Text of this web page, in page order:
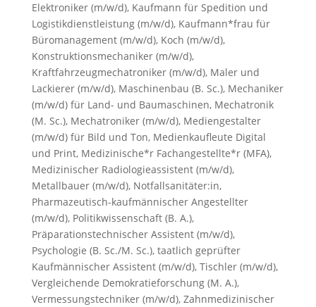
Elektroniker (m/w/d), Kaufmann für Spedition und
Logistikdienstleistung (m/w/d), Kaufmann*frau für
Büromanagement (m/w/d), Koch (m/w/d),
Konstruktionsmechaniker (m/w/d),
Kraftfahrzeugmechatroniker (m/w/d), Maler und
Lackierer (m/w/d), Maschinenbau (B. Sc.), Mechaniker
(m/w/d) für Land- und Baumaschinen, Mechatronik
(M. Sc.), Mechatroniker (m/w/d), Mediengestalter
(m/w/d) für Bild und Ton, Medienkaufleute Digital
und Print, Medizinische*r Fachangestellte*r (MFA),
Medizinischer Radiologieassistent (m/w/d),
Metallbauer (m/w/d), Notfallsanitäter:in,
Pharmazeutisch-kaufmännischer Angestellter
(m/w/d), Politikwissenschaft (B. A.),
Präparationstechnischer Assistent (m/w/d),
Psychologie (B. Sc./M. Sc.), taatlich geprüfter
Kaufmännischer Assistent (m/w/d), Tischler (m/w/d),
Vergleichende Demokratieforschung (M. A.),
Vermessungstechniker (m/w/d), Zahnmedizinischer